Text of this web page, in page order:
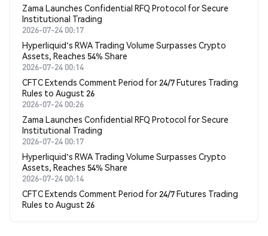
Zama Launches Confidential RFQ Protocol for Secure
Institutional Trading
2026-07-24 00:17
Hyperliquid's RWA Trading Volume Surpasses Crypto
Assets, Reaches 54% Share
2026-07-24 00:14
CFTC Extends Comment Period for 24/7 Futures Trading
Rules to August 26
2026-07-24 00:26
Zama Launches Confidential RFQ Protocol for Secure
Institutional Trading
2026-07-24 00:17
Hyperliquid's RWA Trading Volume Surpasses Crypto
Assets, Reaches 54% Share
2026-07-24 00:14
CFTC Extends Comment Period for 24/7 Futures Trading
Rules to August 26